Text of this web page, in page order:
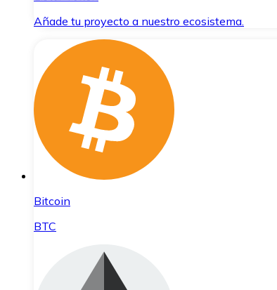
Añade tu proyecto a nuestro ecosistema.
Bitcoin
BTC